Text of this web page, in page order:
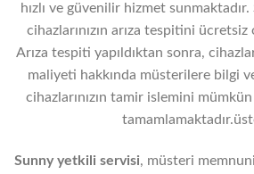
hızlı ve güvenilir hizmet sunmaktadır.
cihazlarınızın arıza tespitini
Arıza tespiti yapıldıktan sonra,
maliyeti hakkında müsterilere bilgi
cihazlarınızın tamir islemini
Sunny yetkili servisi, müsteri